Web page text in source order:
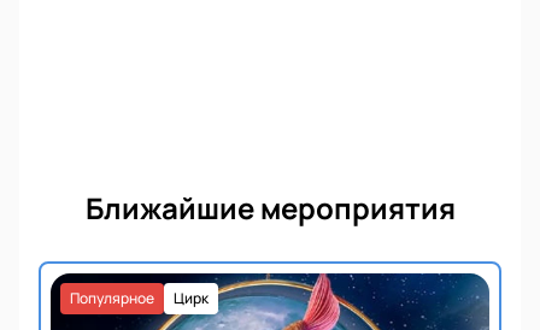
Ближайшие мероприятия
Цирк
Популярное